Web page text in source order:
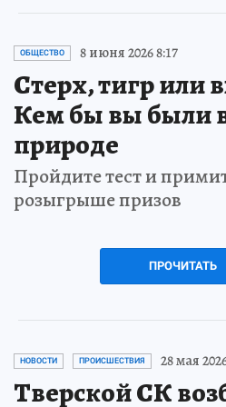
ОБЩЕСТВО 8 июня 2026 8:17
Стерх, тигр или
Кем бы вы были
природе
Пройдите тест и
розыгрыше призов
ПРОЧИТАТЬ
НОВОСТИ ПРОИСШЕСТВИЯ 28 мая
Тверской СК